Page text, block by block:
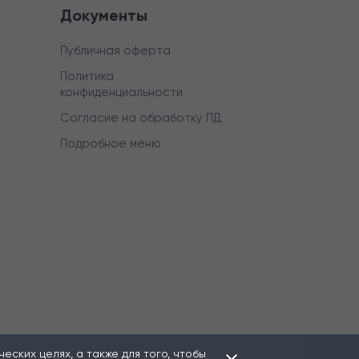
целях, а также для того, чтобы
Документы
Публичная оферта
Политика
конфиденциальности
Согласие на обработку ПД
Подробное меню